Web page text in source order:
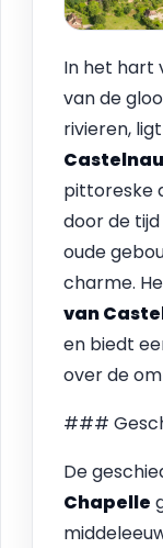
In het hart
van de
rivieren,
pittoreske
door de
oude
charme.
van
en biedt
over de
###
De
Chapelle